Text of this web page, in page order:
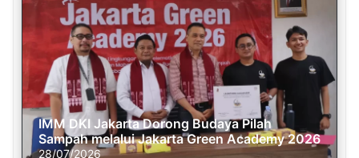
IMM DKI Jakarta Dorong Budaya Pilah
Sampah melalui Jakarta Green Academy 2026
28/07/2026